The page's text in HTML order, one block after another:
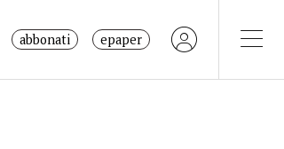
abbonati epaper